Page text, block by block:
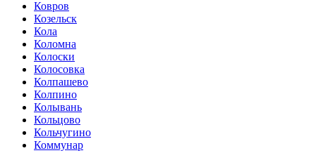
Ковров
Козельск
Кола
Коломна
Колоски
Колосовка
Колпашево
Колпино
Колывань
Кольцово
Кольчугино
Коммунар